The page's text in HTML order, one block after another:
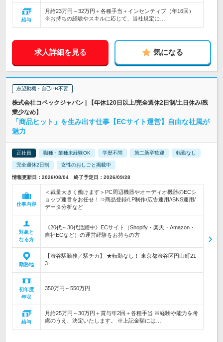
給与
月給23万円～32万円＋各種手当＋インセンティブ（年16回）
※お持ちの経験やスキルに応じて、当社規定に…
求人詳細を見る 気になる
志望動機・自己PR不要
株式会社コペックジャパン | 【年休120日以上/完全週休2日制/土日休み/残
業少なめ】
「商品ヒット」を生み出す仕事【ECサイト運営】自由な社風が
魅力
正社員 職種・業種未経験OK 学歴不問 第二新卒歓迎 転勤なし
完全週休2日制 女性のおしごと掲載中
情報更新日：2026/08/04 終了予定日：2026/09/28
仕事内容
＜裁量大きく働けます＞PC周辺機器やオーディオ機器のECシ
ョップ運営をお任せ！⇒商品登録/LP制作/広告運用//SNS運用/
データ分析など
対象と
なる方
《20代～30代活躍中》ECサイト（Shopify・楽天・Amazon・
自社ECなど）の運営経験をお持ちの方
勤務地
【渋谷駅勤務／駅チカ】 ★転勤なし！ 東京都渋谷区円山町21-
3
初年度
年収
350万円～550万円
給与
月給25万円～30万円＋賞与年2回＋各種手当 ※経験や能力を考
慮のうえ、決定いたします。 ※上記金額には…